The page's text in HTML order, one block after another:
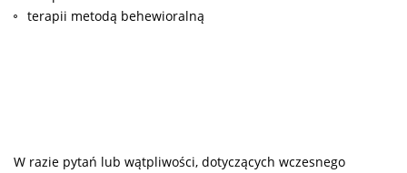
terapii metodą behewioralną
W razie pytań lub wątpliwości, dotyczących wczesnego